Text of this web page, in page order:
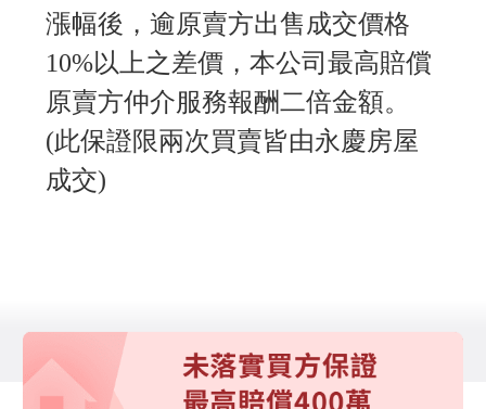
漲幅後，逾原賣方出售成交價格
10%以上之差價，本公司最高賠償
原賣方仲介服務報酬二倍金額。
(此保證限兩次買賣皆由永慶房屋
成交)